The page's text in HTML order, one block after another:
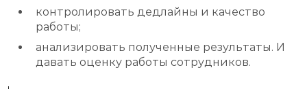
контролировать дедлайны и качество
работы;
анализировать полученные результаты. И
давать оценку работы сотрудников.